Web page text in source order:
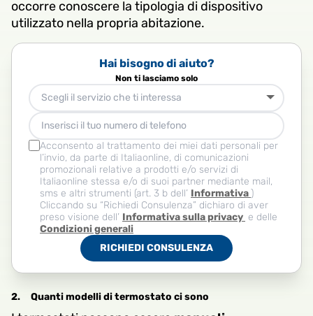
occorre conoscere la tipologia di dispositivo
utilizzato nella propria abitazione.
Hai bisogno di aiuto?
Non ti lasciamo solo
Scegli il servizio che ti interessa
Acconsento al trattamento dei miei dati personali per
l’invio, da parte di Italiaonline, di comunicazioni
promozionali relative a prodotti e/o servizi di
Italiaonline stessa e/o di suoi partner mediante mail,
sms e altri strumenti (art. 3 b dell’ Informativa)
Cliccando su “Richiedi Consulenza” dichiaro di aver
preso visione dell’ Informativa sulla privacy e delle
Condizioni generali
RICHIEDI CONSULENZA
2. Quanti modelli di termostato ci sono